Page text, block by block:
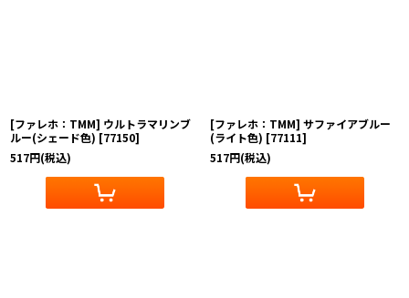
[ファレホ：TMM] ウルトラマリンブ
ルー(シェード色) [77150]
517円(税込)
[ファレホ：TMM] サファイアブルー
(ライト色) [77111]
517円(税込)